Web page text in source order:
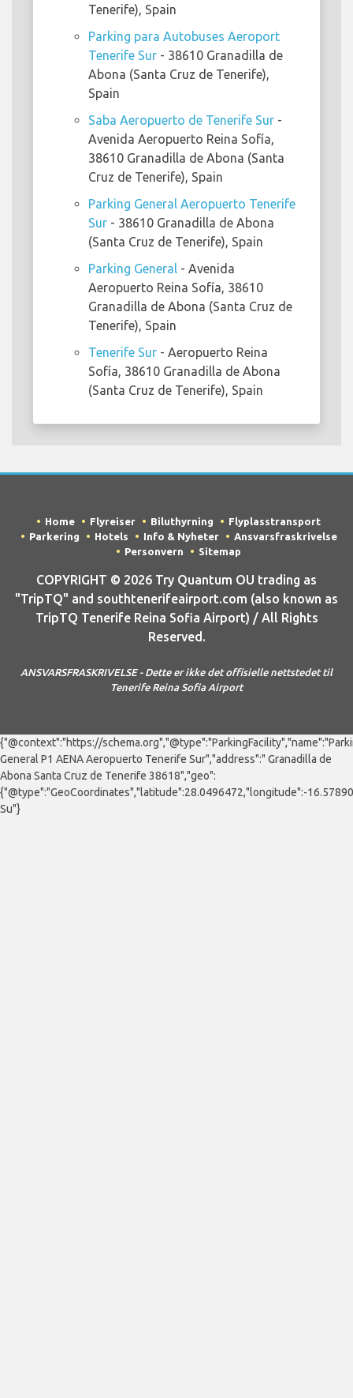
Tenerife), Spain
Parking para Autobuses Aeroport
Tenerife Sur - 38610 Granadilla de
Abona (Santa Cruz de Tenerife),
Spain
Saba Aeropuerto de Tenerife Sur -
Avenida Aeropuerto Reina Sofía,
38610 Granadilla de Abona (Santa
Cruz de Tenerife), Spain
Parking General Aeropuerto Tenerife
Sur - 38610 Granadilla de Abona
(Santa Cruz de Tenerife), Spain
Parking General - Avenida
Aeropuerto Reina Sofía, 38610
Granadilla de Abona (Santa Cruz de
Tenerife), Spain
Tenerife Sur - Aeropuerto Reina
Sofía, 38610 Granadilla de Abona
(Santa Cruz de Tenerife), Spain
Home Flyreiser Biluthyrning
Flyplasstransport
Parkering
Hotels Info & Nyheter
Ansvarsfraskrivelse
Personvern
Sitemap
COPYRIGHT © 2026 Try Quantum OU trading as
"TripTQ" and southtenerifeairport.com (also known as
TripTQ Tenerife Reina Sofia Airport) / All Rights
Reserved.
ANSVARSFRASKRIVELSE - Dette er ikke det offisielle nettstedet til
Tenerife Reina Sofia Airport
{"@context":"https://
General P1 AENA Aeropuerto Tenerife Sur","address":" Granadilla de
Abona Santa Cruz de Tenerife 38618","geo":
{"@type":"GeoCoordinates","latitude":28.0496472,"longitude":-
Su"}